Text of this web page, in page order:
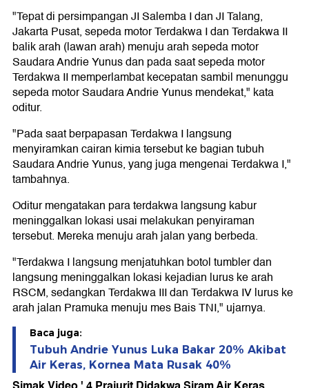
"Tepat di persimpangan JI Salemba I dan JI Talang,
Jakarta Pusat, sepeda motor Terdakwa I dan Terdakwa II
balik arah (lawan arah) menuju arah sepeda motor
Saudara Andrie Yunus dan pada saat sepeda motor
Terdakwa II memperlambat kecepatan sambil menunggu
sepeda motor Saudara Andrie Yunus mendekat," kata
oditur.
"Pada saat berpapasan Terdakwa I langsung
menyiramkan cairan kimia tersebut ke bagian tubuh
Saudara Andrie Yunus, yang juga mengenai Terdakwa I,"
tambahnya.
Oditur mengatakan para terdakwa langsung kabur
meninggalkan lokasi usai melakukan penyiraman
tersebut. Mereka menuju arah jalan yang berbeda.
"Terdakwa I langsung menjatuhkan botol tumbler dan
langsung meninggalkan lokasi kejadian lurus ke arah
RSCM, sedangkan Terdakwa III dan Terdakwa IV lurus ke
arah jalan Pramuka menuju mes Bais TNI," ujarnya.
Baca juga:
Tubuh Andrie Yunus Luka Bakar 20% Akibat
Air Keras, Kornea Mata Rusak 40%